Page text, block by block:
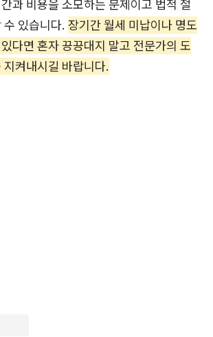
과 비용을 소모하는 문제이고 법적 절
있습니다. 장기간 월세 미납이나 명도
다면 혼자 끙끙대지 말고 전문가의 도
켜내시길 바랍니다.